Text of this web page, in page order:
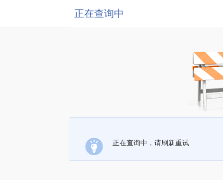
正在查询中
正在查询中，请刷新重试